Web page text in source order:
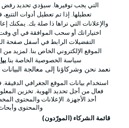
تطبيق الدوري
Official Partners
التي يجب توفيرها. سيؤدي تحديد
تعطيلها. إذا تم تعطيل أدوات
والإعلانات التي تراها ذا صلة بك. يمكنك
اختياراتك أو سحب الموافقة في أي
التفضيلات الرابط في أسفل صفحة
الموقع الإلكتروني الخاص بنا. لمزيد
سياسة الخصوصية الخاصة بنا.
نعمد نحن وشركاؤنا إلى معالجة البيانات
استخدام بيانات الموقع الجغرافي
فعال من أجل تحديد الهوية. تخزين
أحد الأجهزة. الإعلانات والمحتوى
والمحتوى
قائمة الشركاء (المورّدون)